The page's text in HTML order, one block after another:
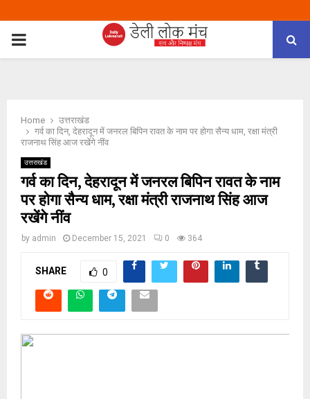
PRIMARY
Home
उत्तराखंड
गर्व का दिन, देहरादून में जनरल बिपिन रावत के नाम पर होगा सैन्य धाम, रक्षा मंत्री
राजनाथ सिंह आज रखेंगे नींव
उत्तराखंड
गर्व का दिन, देहरादून में जनरल बिपिन रावत के नाम
पर होगा सैन्य धाम, रक्षा मंत्री राजनाथ सिंह आज
रखेंगे नींव
by admin December 15, 2021 0 364
SHARE 0